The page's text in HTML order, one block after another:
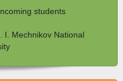
students
I. Mechnikov National